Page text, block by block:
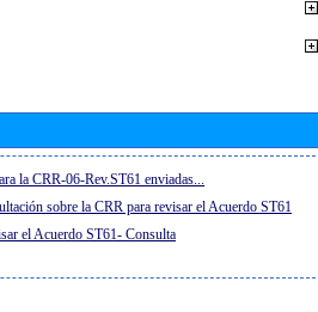
la CRR-06-Rev.ST61 enviadas...
sobre la CRR para revisar el Acuerdo ST61
el Acuerdo ST61- Consulta